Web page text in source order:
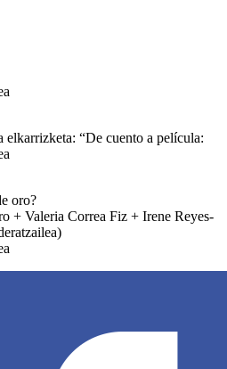
“De cuento a película:
oro?
+ Valeria Correa Fiz + Irene Reyes-